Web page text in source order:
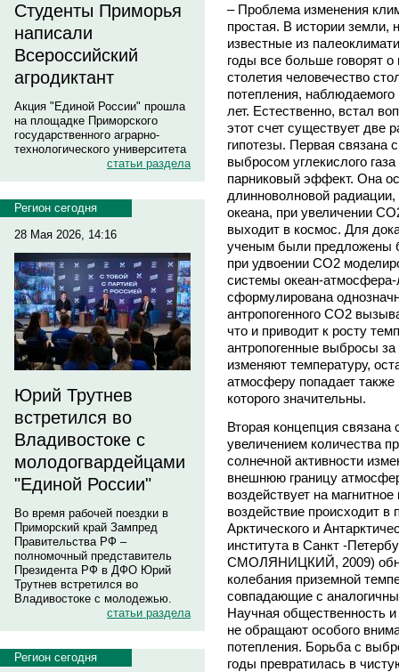
Студенты Приморья
написали
Всероссийский
агродиктант
Акция "Единой России" прошла
на площадке Приморского
государственного аграрно-
технологического университета
статьи раздела
Регион сегодня
28 Мая 2026, 14:16
Юрий Трутнев
встретился во
Владивостоке с
молодогвардейцами
"Единой России"
Во время рабочей поездки в
Приморский край Зампред
Правительства РФ –
полномочный представитель
Президента РФ в ДФО Юрий
Трутнев встретился во
Владивостоке с молодежью.
статьи раздела
Регион сегодня
– Проблема изменения
простая. В истории
известные из
годы все больше говорят
столетия человечество
потепления,
лет. Естественно, встал
этот счет существует две
гипотезы. Первая связана
выбросом углекислого
парниковый эффект. Она
длинноволновой
океана, при увеличении
выходит в космос. Для
ученым были предложены
при удвоении СО2
системы океан-
сформулирована
антропогенного СО2
что и приводит к росту
антропогенные выбросы
изменяют температуру,
атмосферу попадает
которого значительны.
Вторая концепция связана
увеличением количества
солнечной активности
внешнюю границу
воздействует на
воздействие происходит
Арктического и
института в Санкт -
СМОЛЯНИЦКИЙ, 2009)
колебания приземной
совпадающие с
Научная общественность
не обращают особого
потепления. Борьба с
годы превратилась в